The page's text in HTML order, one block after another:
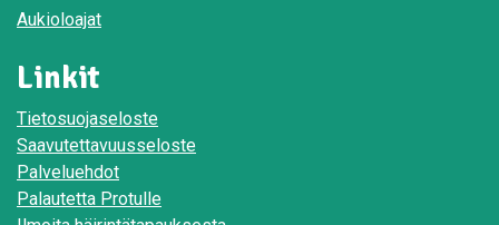
Aukioloajat
Linkit
Tietosuojaseloste
Saavutettavuusseloste
Palveluehdot
Palautetta Protulle